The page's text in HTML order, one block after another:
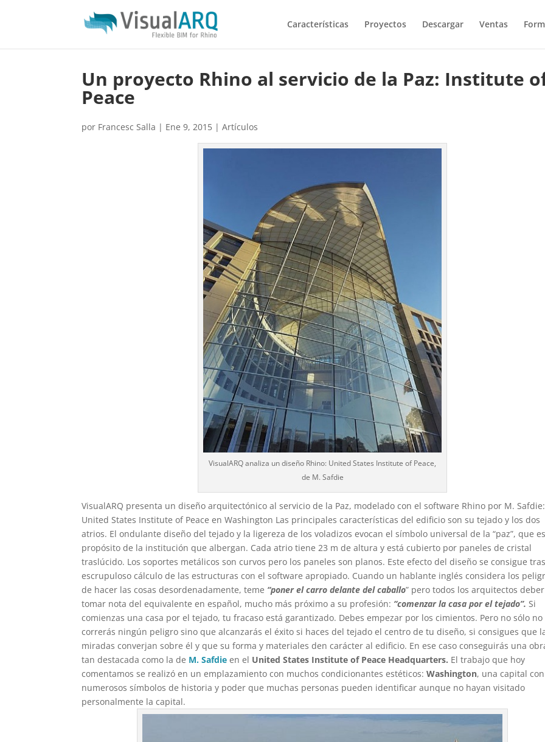
Características Proyectos Descargar Ventas
Un proyecto Rhino al servicio de la Paz: Institute
Peace
por Francesc Salla | Ene 9, 2015 |Artículos
VisualARQ analiza un diseño Rhino: United States Institute of Peace,
de M. Safdie
VisualARQ presenta un diseño arquitectónico al servicio de la Paz, modelado con el software Rhino por M.
United States Institute of Peace en Washington Las principales características del edificio son su tejado y los dos
atrios. El ondulante diseño del tejado y la ligereza de los voladizos evocan el símbolo universal de la “paz”, que
propósito de la institución que albergan. Cada atrio tiene 23 m de altura y está cubierto por paneles de cristal
traslúcido. Los soportes metálicos son curvos pero los paneles son planos. Este efecto del diseño se consigue
escrupuloso cálculo de las estructuras con el software apropiado. Cuando un hablante inglés considera los
de hacer las cosas desordenadamente, teme “poner el carro delante del caballo” pero todos los arquitectos
tomar nota del equivalente en español, mucho más próximo a su profesión: “comenzar lacasa por el tejado”. Si
comienzas una casa por el tejado, tu fracaso está garantizado. Debes empezar por los cimientos. Pero no sólo no
correrás ningún peligro sino que alcanzarás el éxito si haces del tejado el centro de tu diseño, si consigues que
miradas converjan sobre él y que su forma y materiales den carácter al edificio. En ese caso conseguirás una
tan destacada como la de M. Safdie en el United States Institute of Peace Headquarters. El trabajo que hoy
comentamos se realizó en un emplazamiento con muchos condicionantes estéticos:Washington, una capital con
numerosos símbolos de historia y poder que muchas personas pueden identificar aunque no hayan visitado
personalmente la capital.